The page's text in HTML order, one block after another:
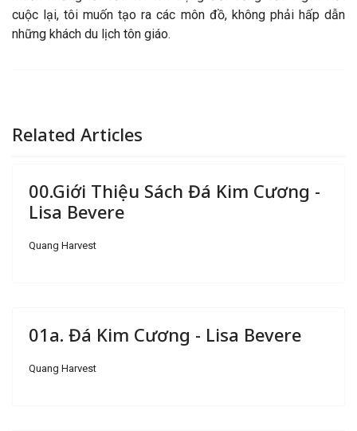
cuộc lại, tôi muốn tạo ra các môn đồ, không phải hấp dẫn
những khách du lịch tôn giáo.
Related Articles
00.Giới Thiệu Sách Đá Kim Cương -
Lisa Bevere
Quang Harvest
01a. Đá Kim Cương - Lisa Bevere
Quang Harvest